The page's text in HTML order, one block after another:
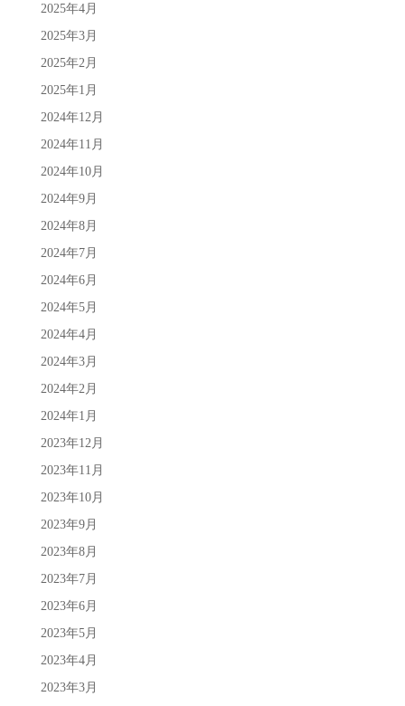
2025年4月
2025年3月
2025年2月
2025年1月
2024年12月
2024年11月
2024年10月
2024年9月
2024年8月
2024年7月
2024年6月
2024年5月
2024年4月
2024年3月
2024年2月
2024年1月
2023年12月
2023年11月
2023年10月
2023年9月
2023年8月
2023年7月
2023年6月
2023年5月
2023年4月
2023年3月